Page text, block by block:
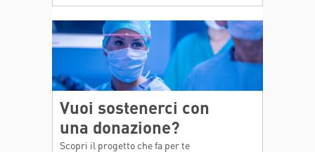
Vuoi sostenerci con
una donazione?
Scopri il progetto che fa per te